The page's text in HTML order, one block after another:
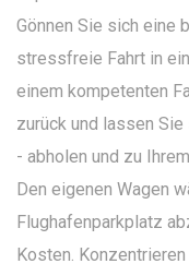
Gönnen Sie sich eine
stressfreie Fahrt in
einem kompetenten
zurück und lassen
- abholen und zu
Den eigenen Wagen
Flughafenparkplatz
Kosten.